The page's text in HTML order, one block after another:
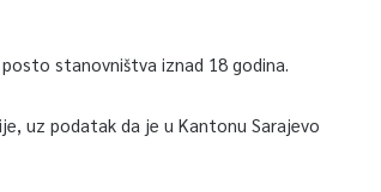
stanovništva iznad 18 godina.
uz podatak da je u Kantonu Sarajevo